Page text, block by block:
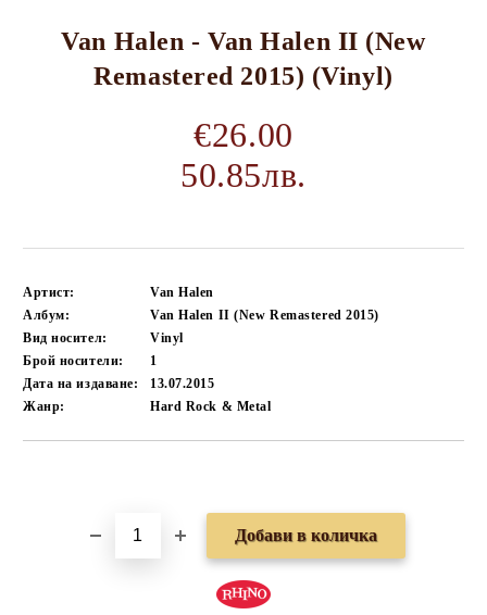
Van Halen - Van Halen II (New
Remastered 2015) (Vinyl)
€26.00
50.85лв.
Артист:
Van Halen
Албум:
Van Halen II (New Remastered 2015)
Вид носител:
Vinyl
Брой носители:
1
Дата на издаване:
13.07.2015
Жанр:
Hard Rock & Metal